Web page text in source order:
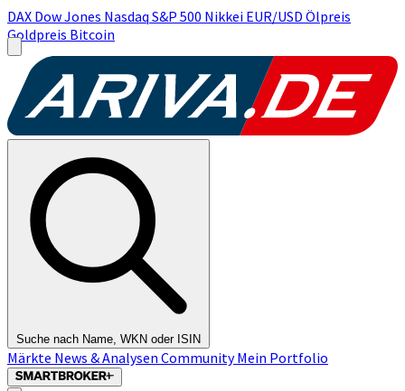
DAX Dow Jones Nasdaq S&P 500 Nikkei EUR/USD Ölpreis
Goldpreis Bitcoin
Suche nach Name, WKN oder ISIN
Märkte News & Analysen CommunityMein Portfolio